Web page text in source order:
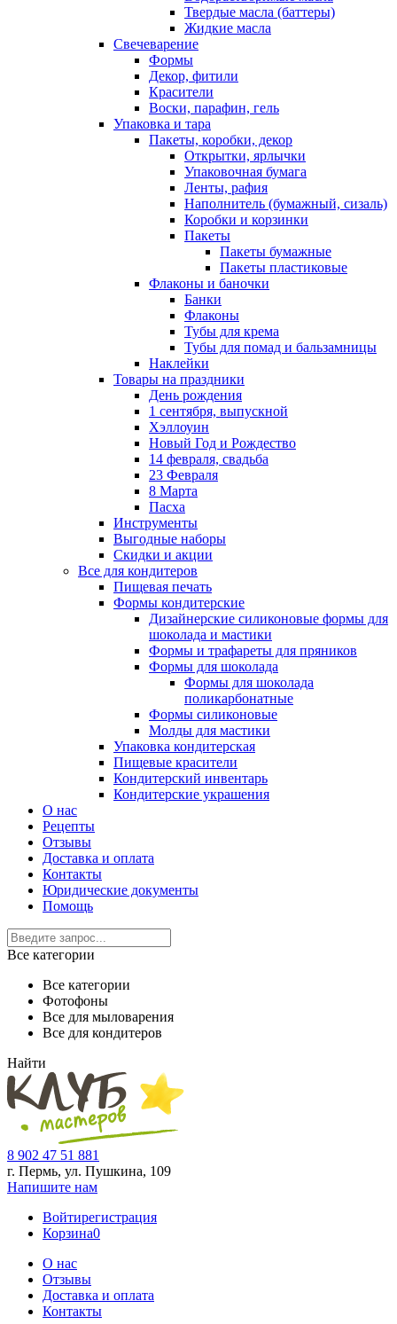
Твердые масла (баттеры)
Жидкие масла
Свечеварение
Формы
Декор, фитили
Красители
Воски, парафин, гель
Упаковка и тара
Пакеты, коробки, декор
Открытки, ярлычки
Упаковочная бумага
Ленты, рафия
Наполнитель (бумажный, сизаль)
Коробки и корзинки
Пакеты
Пакеты бумажные
Пакеты пластиковые
Флаконы и баночки
Банки
Флаконы
Тубы для крема
Тубы для помад и бальзамницы
Наклейки
Товары на праздники
День рождения
1 сентября, выпускной
Хэллоуин
Новый Год и Рождество
14 февраля, свадьба
23 Февраля
8 Марта
Пасха
Инструменты
Выгодные наборы
Скидки и акции
Все для кондитеров
Пищевая печать
Формы кондитерские
Дизайнерские силиконовые формы для
шоколада и мастики
Формы и трафареты для пряников
Формы для шоколада
Формы для шоколада
поликарбонатные
Формы силиконовые
Молды для мастики
Упаковка кондитерская
Пищевые красители
Кондитерский инвентарь
Кондитерские украшения
О нас
Рецепты
Отзывы
Доставка и оплата
Контакты
Юридические документы
Помощь
Все категории
Все категории
Фотофоны
Все для мыловарения
Все для кондитеров
Найти
8 902 47 51 881
г. Пермь, ул. Пушкина, 109
Напишите нам
Войтирегистрация
Корзина0
О нас
Отзывы
Доставка и оплата
Контакты